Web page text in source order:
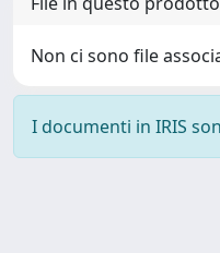
Non ci sono file
I documenti in IRIS